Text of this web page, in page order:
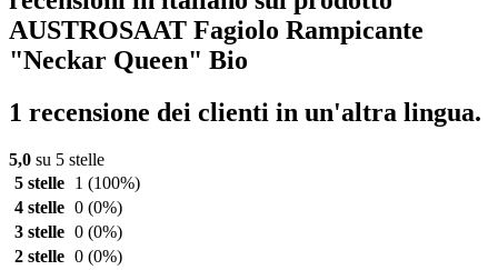
AUSTROSAAT Fagiolo Rampicante
"Neckar Queen" Bio
1 recensione dei clienti in un'altra lingua.
5,0 su 5 stelle
5 stelle
1 (100%)
4 stelle 0 (0%)
3 stelle 0 (0%)
2 stelle 0 (0%)